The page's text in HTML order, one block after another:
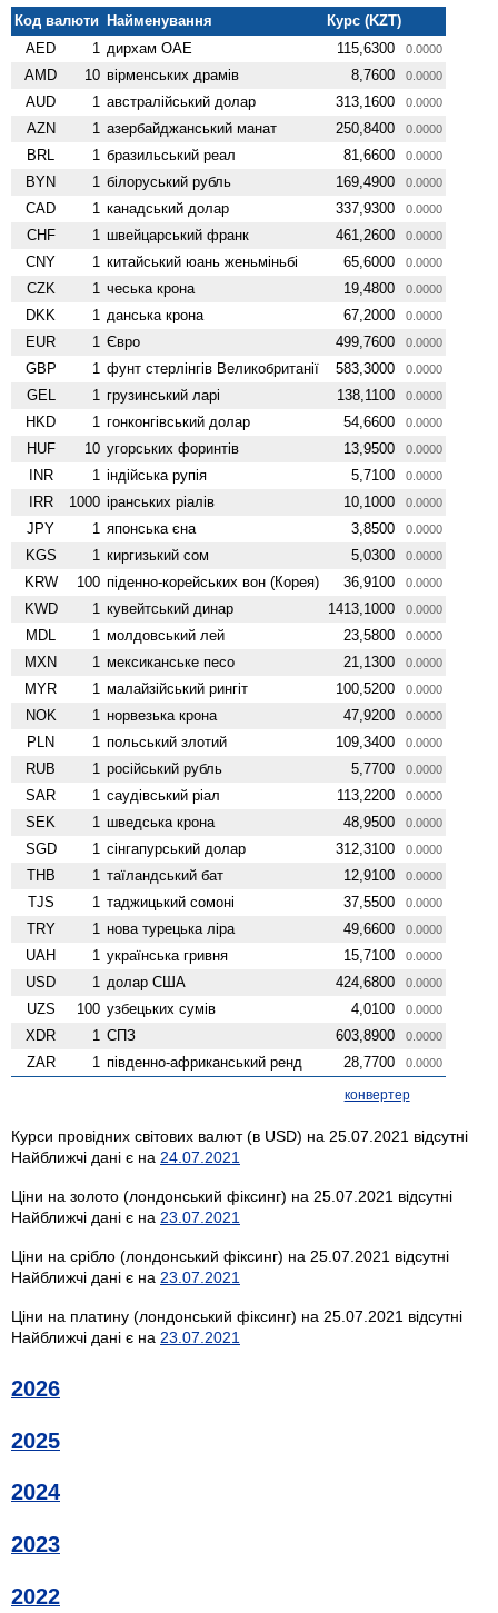
Код валюти Найменування
Курс (KZT)
AED
1 дирхам ОАЕ 115,6300 0.0000
AMD 10 вiрменських драмів 8,7600 0.0000
AUD 1 австралійський долар 313,1600 0.0000
AZN 1 азербайджанський манат 250,8400 0.0000
BRL 1 бразильський реал 81,6600 0.0000
BYN 1 білоруський рубль 169,4900 0.0000
CAD 1 канадський долар 337,9300 0.0000
CHF 1 швейцарський франк 461,2600 0.0000
CNY 1 китайський юань женьмiньбi 65,6000 0.0000
CZK 1 чеська крона 19,4800 0.0000
DKK 1 данська крона 67,2000 0.0000
EUR 1 Євро 499,7600 0.0000
GBP 1 фунт стерлінгів Велико­британії 583,3000 0.0000
GEL 1 грузинський ларі 138,1100 0.0000
HKD 1 гонконгівський долар 54,6600 0.0000
HUF 10 угорських форинтів 13,9500 0.0000
INR 1 індійська рупія 5,7100 0.0000
IRR 1000 іранських ріалів 10,1000 0.0000
JPY 1 японська єна 3,8500 0.0000
KGS 1 киргизький сом 5,0300 0.0000
KRW 100 піденно-корейських вон (Корея) 36,9100 0.0000
KWD 1 кувейтський динар 1413,1000 0.0000
MDL 1 молдовський лей 23,5800 0.0000
MXN 1 мексиканське песо 21,1300 0.0000
MYR 1 малайзійський рингіт 100,5200 0.0000
NOK 1 норвезька крона 47,9200 0.0000
PLN 1 польський злотий 109,3400 0.0000
RUB 1 російський рубль 5,7700 0.0000
SAR 1 саудівський ріал 113,2200 0.0000
SEK 1 шведська крона 48,9500 0.0000
SGD 1 сінгапурський долар 312,3100 0.0000
THB 1 таїландський бат 12,9100 0.0000
TJS 1 таджицький сомоні 37,5500 0.0000
TRY 1 нова турецька ліра 49,6600 0.0000
UAH 1 українська гривня 15,7100 0.0000
USD 1 долар США 424,6800 0.0000
UZS 100 узбецьких сумів 4,0100 0.0000
XDR 1 СПЗ 603,8900 0.0000
ZAR 1 південно-африканський ренд 28,7700 0.0000
конвертер
Курси провідних світових валют (в USD) на 25.07.2021 відсутні
Найближчі дані є на 24.07.2021
Ціни на золото (лондонський фіксинг) на 25.07.2021 відсутні
Найближчі дані є на 23.07.2021
Ціни на срібло (лондонський фіксинг) на 25.07.2021 відсутні
Найближчі дані є на 23.07.2021
Ціни на платину (лондонський фіксинг) на 25.07.2021 відсутні
Найближчі дані є на 23.07.2021
2026
2025
2024
2023
2022